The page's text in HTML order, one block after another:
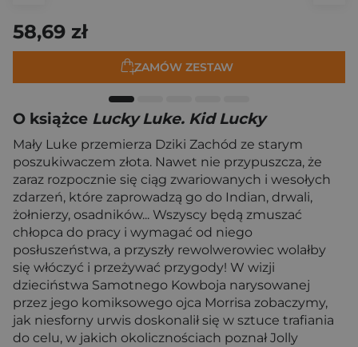
58,69 zł
ZAMÓW ZESTAW
O książce Lucky Luke. Kid Lucky
Mały Luke przemierza Dziki Zachód ze starym
poszukiwaczem złota. Nawet nie przypuszcza, że
zaraz rozpocznie się ciąg zwariowanych i wesołych
zdarzeń, które zaprowadzą go do Indian, drwali,
żołnierzy, osadników... Wszyscy będą zmuszać
chłopca do pracy i wymagać od niego
posłuszeństwa, a przyszły rewolwerowiec wolałby
się włóczyć i przeżywać przygody! W wizji
dzieciństwa Samotnego Kowboja narysowanej
przez jego komiksowego ojca Morrisa zobaczymy,
jak niesforny urwis doskonalił się w sztuce trafiania
do celu, w jakich okolicznościach poznał Jolly